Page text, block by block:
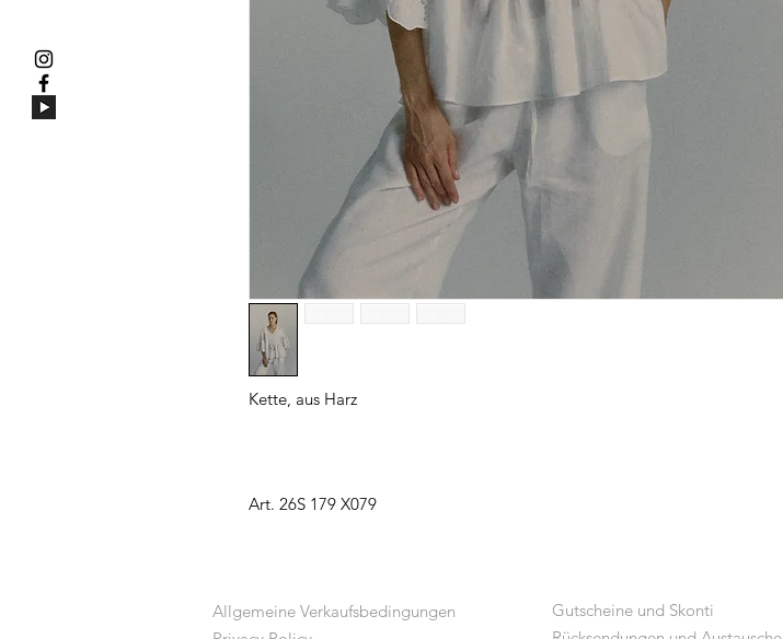
Kette, aus Harz
Art. 26S 179 X079
Allgemeine Verkaufsbedingungen
Gutscheine und Skonti